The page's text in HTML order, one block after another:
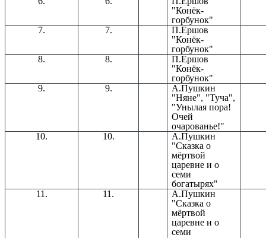
"Конёк-
горбунок"
7.
7.
П.Ершов
"Конёк-
горбунок"
8.
8.
П.Ершов
"Конёк-
горбунок"
9.
9.
А.Пушкин
"Няне", "Туча",
"Унылая пора!
Очей
очарованье!"
10.
10.
А.Пушкин
"Сказка о
мёртвой
царевне и о
семи
богатырях"
11.
11.
А.Пушкин
"Сказка о
мёртвой
царевне и о
семи